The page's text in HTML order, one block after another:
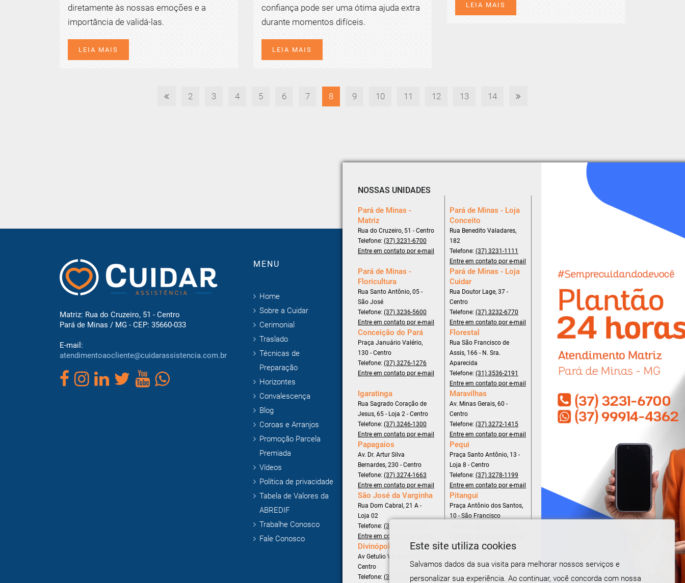
Este site utiliza cookies
Salvamos dados da sua visita para melhorar nossos serviços e
personalizar sua experiência. Ao continuar, você concorda com nossa
diretamente às nossas emoções e a
importância de validá-las.
LEIA MAIS
confiança pode ser uma ótima ajuda extra
durante momentos difíceis.
LEIA MAIS
LEIA MAIS
2 3 4 5 6 7 8 9 10 11 12 13 14
Matriz: Rua do Cruzeiro, 51 - Centro
Pará de Minas / MG - CEP: 35660-033
E-mail:
atendimentoaocliente@cuidarassistencia.com.br
MENU
Home
Sobre a Cuidar
Cerimonial
Traslado
Técnicas de
Preparação
Horizontes
Convalescença
Blog
Coroas e Arranjos
Promoção Parcela
Premiada
Vídeos
Política de privacidade
Tabela de Valores da
ABREDIF
Trabalhe Conosco
Fale Conosco
NOSSAS UNIDADES
Pará de Minas -
Matriz
Rua do Cruzeiro, 51 - Centro
Telefone: (37) 3231-6700
Entre em contato por e-mail
Pará de Minas - Loja
Conceito
Rua Benedito Valadares,
182
Telefone: (37) 3231-1111
Entre em contato por e-mail
Pará de Minas -
Floricultura
Rua Santo Antônio, 05 -
São José
Telefone: (37) 3236-5600
Entre em contato por e-mail
Pará de Minas - Loja
Cuidar
Rua Doutor Lage, 37 -
Centro
Telefone: (37) 3232-6770
Entre em contato por e-mail
Conceição do Pará
Praça Januário Valério,
130 - Centro
Telefone: (37) 3276-1276
Entre em contato por e-mail
Florestal
Rua São Francisco de
Assis, 166 - N. Sra.
Aparecida
Telefone: (31) 3536-2191
Entre em contato por e-mail
Igaratinga
Rua Sagrado Coração de
Jesus, 65 - Loja 2 - Centro
Telefone: (37) 3246-1300
Entre em contato por e-mail
Maravilhas
Av. Minas Gerais, 60 -
Centro
Telefone: (37) 3272-1415
Entre em contato por e-mail
Papagaios
Av. Dr. Artur Silva
Bernardes, 230 - Centro
Telefone: (37) 3274-1663
Entre em contato por e-mail
Pequi
Praça Santo Antônio, 13 -
Loja 8 - Centro
Telefone: (37) 3278-1199
Entre em contato por e-mail
São José da Varginha
Rua Dom Cabral, 21 A -
Loja 02
Telefone: (37) 3275-1100
Entre em contato por e-mail
Pitangui
Praça Antônio dos Santos,
10 - São Francisco
Divinópolis
Av Getulio Vargas 687,
Centro
Telefone: (37) 35120700